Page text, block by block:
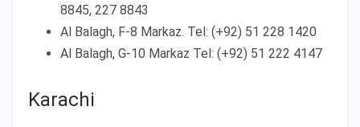
8845, 227 8843
Al Balagh, F-8 Markaz. Tel: (+92) 51 228 1420
Al Balagh, G-10 Markaz Tel: (+92) 51 222 4147
Karachi